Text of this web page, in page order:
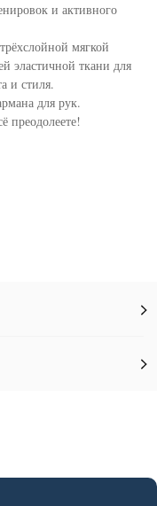
и активного
мягкой
эластичной ткани для
и стиля.
для рук.
преодолеете!